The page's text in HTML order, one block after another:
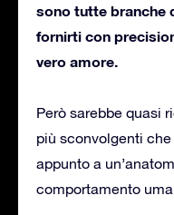
sono tutte branche
fornirti con
vero amore.
Però sarebbe quasi
più sconvolgenti
appunto a
comportamento